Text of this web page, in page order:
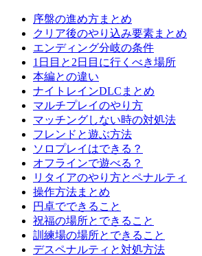
序盤の進め方まとめ
クリア後のやり込み要素まとめ
エンディング分岐の条件
1日目と2日目に行くべき場所
本編との違い
ナイトレインDLCまとめ
マルチプレイのやり方
マッチングしない時の対処法
フレンドと遊ぶ方法
ソロプレイはできる？
オフラインで遊べる？
リタイアのやり方とペナルティ
操作方法まとめ
円卓でできること
祝福の場所とできること
訓練場の場所とできること
デスペナルティと対処方法